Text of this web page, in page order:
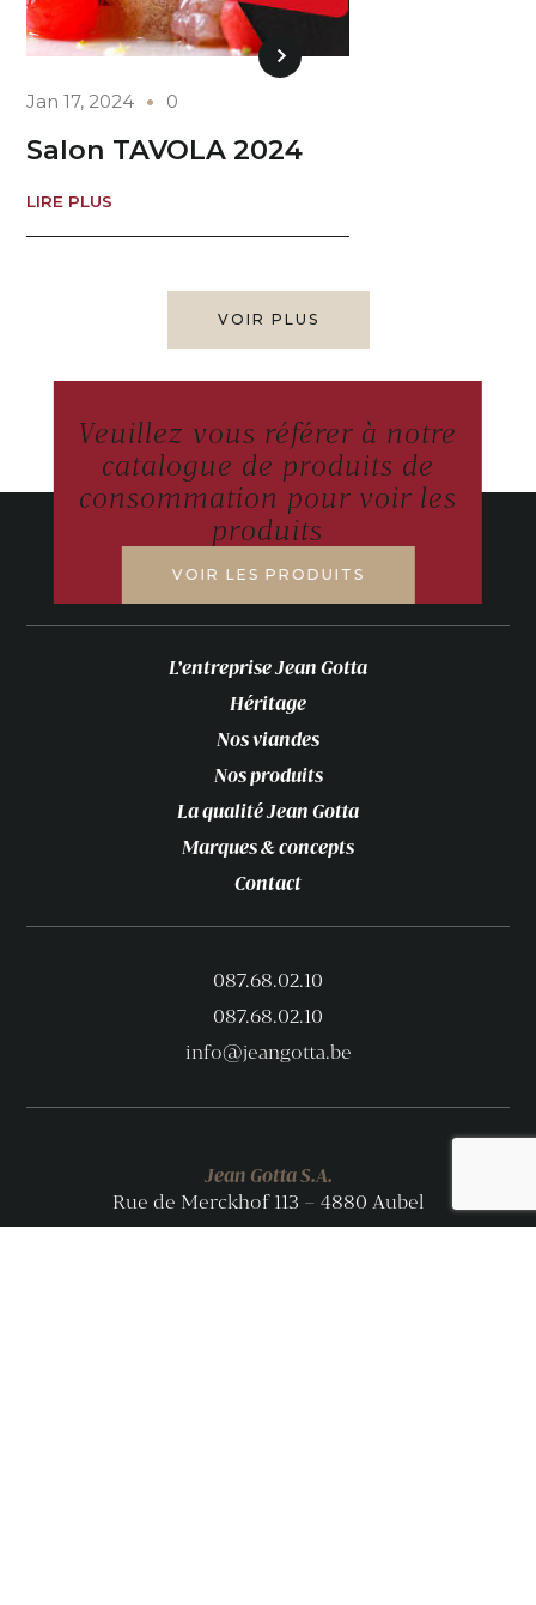
Jan 17, 2024 0
Salon TAVOLA 2024
LIRE PLUS
VOIR PLUS
Veuillez vous référer à notre
catalogue de produits de
consommation pour voir les
produits
VOIR LES PRODUITS
L’entreprise Jean Gotta
Héritage
Nos viandes
Nos produits
La qualité Jean Gotta
Marques & concepts
Contact
087.68.02.10
087.68.02.10
info@jeangotta.be
Jean Gotta S.A.
Rue de Merckhof 113 – 4880 Aubel